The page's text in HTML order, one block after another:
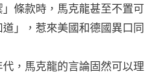
條款時，馬克龍甚至不置可
」，惹來美國和德國異口同
，馬克龍的言論固然可以理